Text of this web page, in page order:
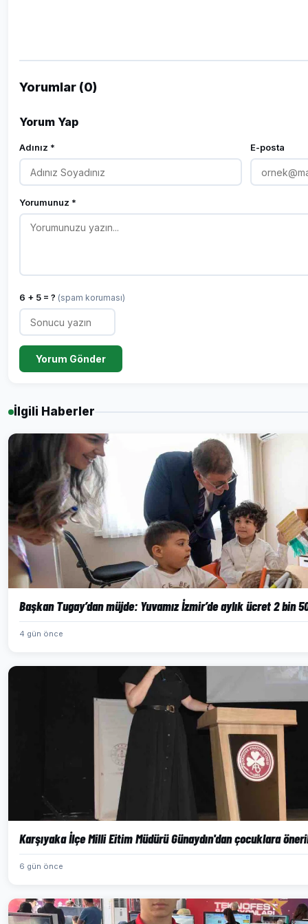
Yorumlar (0)
Yorum Yap
Adınız * E-posta
Yorumunuz *
6 + 5 = ? (spam koruması)
Yorum Gönder
İlgili Haberler
Başkan Tugay’dan müjde: Yuvamız İzmir’de aylık ücret 2 bin
4 gün önce
Karşıyaka İlçe Milli Eitim Müdürü Günaydın'dan çocuklara
6 gün önce